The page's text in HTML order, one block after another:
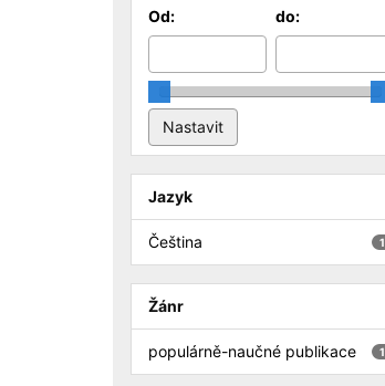
Od: do:
Jazyk
1
Čeština
Žánr
1
populárně-naučné publikace